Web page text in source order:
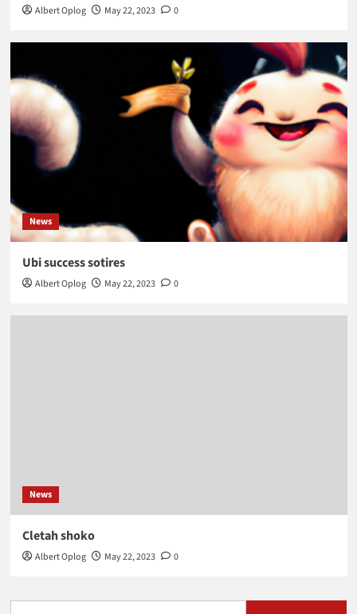
Albert Oplog May 22, 2023 0
News
Ubi success sotires
Albert Oplog May 22, 2023 0
News
Cletah shoko
Albert Oplog May 22, 2023 0